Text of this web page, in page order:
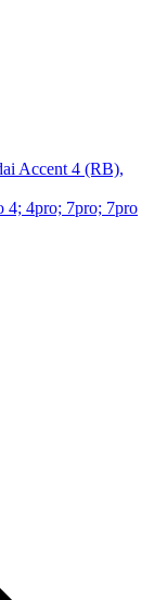
Accent 4 (RB),
4; 4pro; 7pro; 7pro